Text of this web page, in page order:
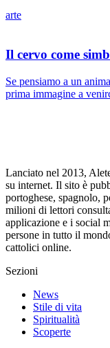
arte
Il cervo come
Se pensiamo a un
prima immagine a
Lanciato nel 2013,
su internet. Il sito è
portoghese, spagnolo,
milioni di lettori
applicazione e i social
persone in tutto il
cattolici online.
Sezioni
News
Stile di vita
Spiritualità
Scoperte